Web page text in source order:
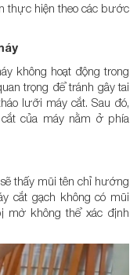
thực hiện theo các bước
không hoạt động trong
trọng để tránh gây tai
lưỡi máy cắt. Sau đó,
của máy nằm ở phía
thấy mũi tên chỉ hướng
cắt gạch không có mũi
mờ không thể xác định